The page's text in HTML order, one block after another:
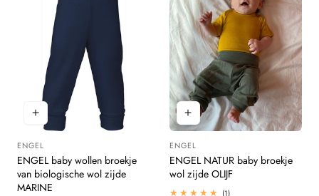
Leverancier:
ENGEL
ENGEL baby wollen broekje
van biologische wol zijde
MARINE
Leverancier:
ENGEL
ENGEL NATUR baby broekje
wol zijde OLIJF
(1)1